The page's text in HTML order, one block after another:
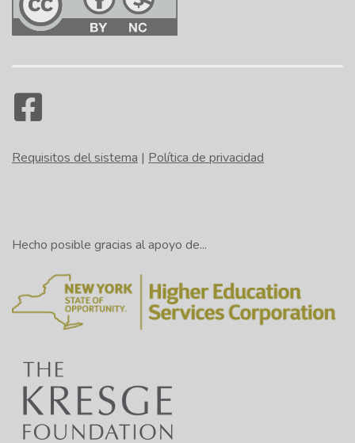
Requisitos del sistema | Política de privacidad
Hecho posible gracias al apoyo de...